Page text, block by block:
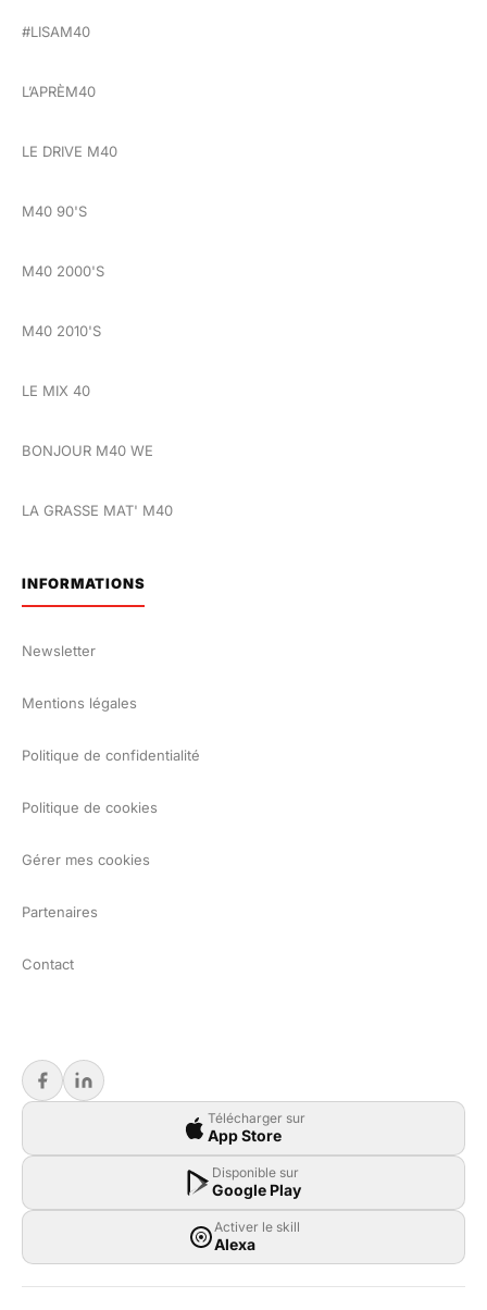
#LISAM40
L’APRÈM40
LE DRIVE M40
M40 90'S
M40 2000'S
M40 2010'S
LE MIX 40
BONJOUR M40 WE
LA GRASSE MAT' M40
INFORMATIONS
Newsletter
Mentions légales
Politique de confidentialité
Politique de cookies
Gérer mes cookies
Partenaires
Contact
Télécharger sur
App Store
Disponible sur
Google Play
Activer le skill
Alexa